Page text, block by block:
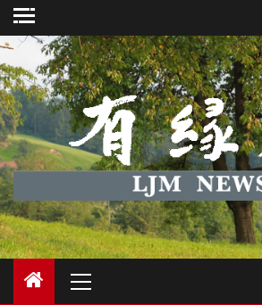
Skip
to
content
Menu